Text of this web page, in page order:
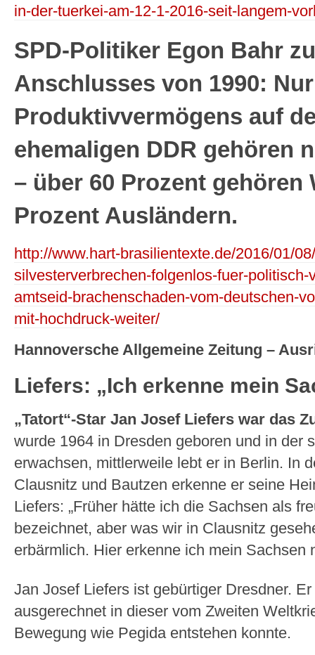
in-der-tuerkei-am-12-1-2016-seit-langem-
SPD-Politiker Egon Bahr
Anschlusses von 1990:
Produktivvermögens auf
ehemaligen DDR gehören
– über 60 Prozent gehören
Prozent Ausländern.
http://www.hart-brasilientexte.de/2016/01/
silvesterverbrechen-folgenlos-fuer-
amtseid-brachenschaden-vom-deutschen-
mit-hochdruck-weiter/
Hannoversche Allgemeine Zeitung –
Liefers: „Ich erkenne mein
„Tatort“-Star Jan Josef Liefers war das
wurde 1964 in Dresden geboren und in der
erwachsen, mittlerweile lebt er in Berlin. In
Clausnitz und Bautzen erkenne er seine
Liefers: „Früher hätte ich die Sachsen als
bezeichnet, aber was wir in Clausnitz
erbärmlich. Hier erkenne ich mein Sachsen
Jan Josef Liefers ist gebürtiger Dresdner.
ausgerechnet in dieser vom Zweiten
Bewegung wie Pegida entstehen konnte.